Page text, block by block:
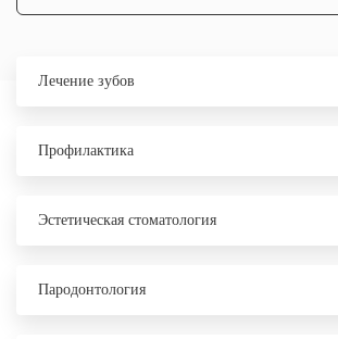
Лечение зубов
Профилактика
Эстетическая стоматология
Пародонтология